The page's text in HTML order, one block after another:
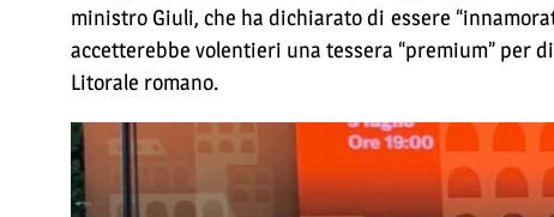
ministro Giuli, che ha dichiarato di essere
accetterebbe volentieri una tessera “premium” per
Litorale romano.